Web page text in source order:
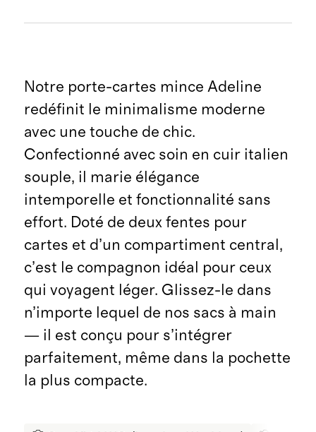
Notre porte-cartes mince Adeline
redéfinit le minimalisme moderne
avec une touche de chic.
Confectionné avec soin en cuir italien
souple, il marie élégance
intemporelle et fonctionnalité sans
effort. Doté de deux fentes pour
cartes et d’un compartiment central,
c’est le compagnon idéal pour ceux
qui voyagent léger. Glissez-le dans
n’importe lequel de nos sacs à main
— il est conçu pour s’intégrer
parfaitement, même dans la pochette
la plus compacte.